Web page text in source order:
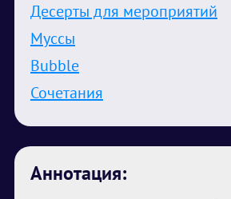
Десерты для мероприятий
Муссы
Bubble
Сочетания
Аннотация: